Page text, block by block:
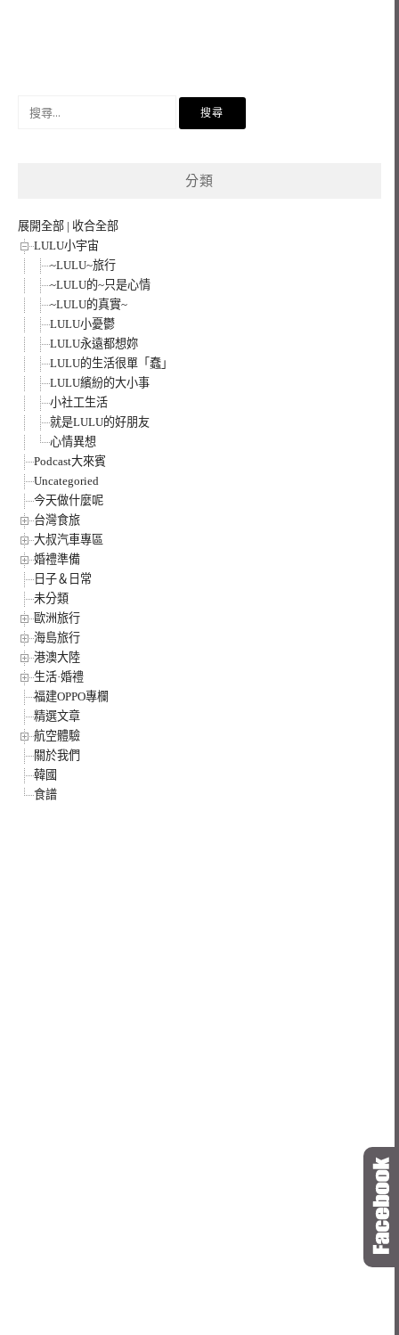
分類
展開全部 | 收合全部
LULU小宇宙
~LULU~旅行
~LULU的~只是心情
~LULU的真實~
LULU小憂鬱
LULU永遠都想妳
LULU的生活很單「蠢」
LULU繽紛的大小事
小社工生活
就是LULU的好朋友
心情異想
Podcast大來賓
Uncategoried
今天做什麼呢
台灣食旅
大叔汽車專區
婚禮準備
日子＆日常
未分類
歐洲旅行
海島旅行
港澳大陸
生活·婚禮
福建OPPO專欄
精選文章
航空體驗
關於我們
韓國
食譜